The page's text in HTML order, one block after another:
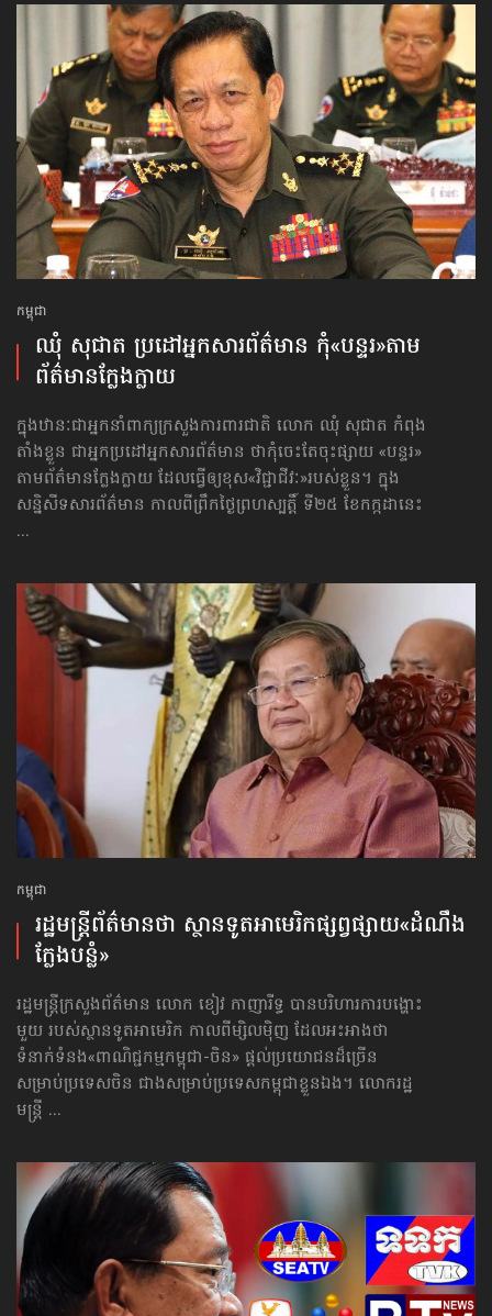
កម្ពុជា
ឈុំ សុជាត ប្រដៅអ្នកសារព័ត៌មាន កុំ«បន្ទរ»តាម
ព័ត៌មានក្លែងក្លាយ
ក្នុងឋានៈជាអ្នកនាំពាក្យក្រសួងការពារជាតិ លោក ឈុំ សុជាត កំពុង
តាំងខ្លួន ជាអ្នកប្រដៅអ្នកសារព័ត៌មាន ថាកុំចេះតែចុះផ្សាយ «បន្ទរ»​
តាមព័ត៌មានក្លែងក្លាយ ដែលធ្វើឲ្យខុស​«វិជ្ជាជីវៈ»​របស់ខ្លួន។ ក្នុង
សន្និសីទសារព័ត៌មាន កាលពីព្រឹកថ្ងៃព្រហស្បត្តិ៍ ទី២៥ ខែកក្កដានេះ
...
កម្ពុជា
រដ្ឋមន្ត្រី​ព័ត៌មាន​ថា ស្ថានទូត​អាមេរិក​ផ្សព្វផ្សាយ​«ដំណឹង​
ក្លែងបន្លំ»
រដ្ឋមន្ត្រីក្រសួងព័ត៌មាន លោក ខៀវ កាញារីទ្ធ បានបរិហារការបង្ហោះ
មួយ របស់ស្ថានទូតអាមេរិក កាលពីម្សិលម៉ិញ ដែលអះអាងថា
ទំនាក់ទំនង«ពាណិជ្ជកម្ម​កម្ពុជា-ចិន» ផ្ដល់ប្រយោជនដ៏ច្រើន
សម្រាប់ប្រទេសចិន ជាងសម្រាប់ប្រទេស​កម្ពុជា​ខ្លួនឯង។ លោករដ្ឋ
មន្ត្រី ...